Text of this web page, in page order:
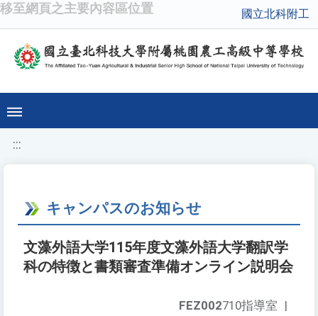
移至網頁之主要內容區位置 國立北科附工
:::
キャンパスのお知らせ
文藻外語大学115年度文藻外語大学翻訳学
科の特徴と書類審査準備オンライン説明会
FEZ002710指導室 |